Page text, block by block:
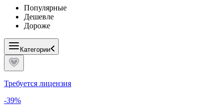
Популярные
Дешевле
Дороже
Категории
Требуется лицензия
-39%